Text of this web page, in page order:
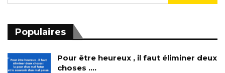
Populaires
Pour être heureux , il faut éliminer deux
choses ….